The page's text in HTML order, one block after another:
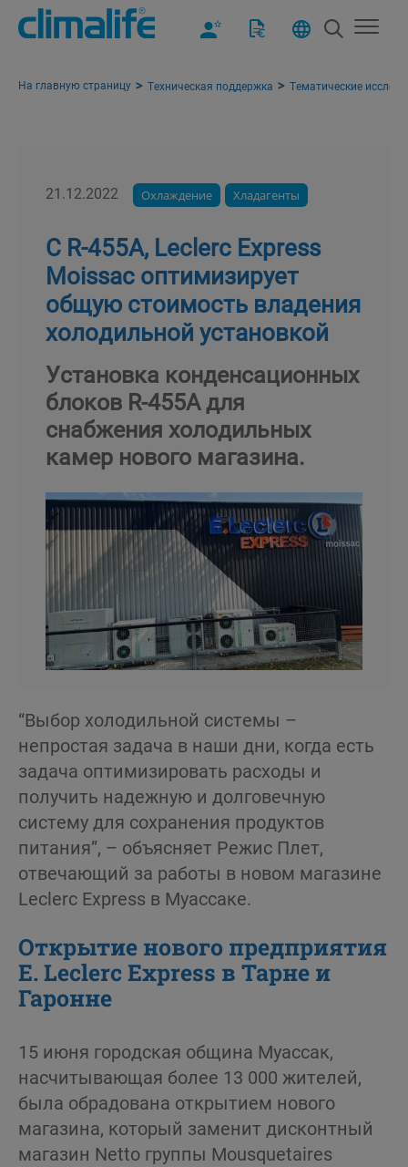
На главную страницу Техническая поддержка Тематические
21.12.2022 Охлаждение Хладагенты
С R-455A, Leclerc Express
Moissac оптимизирует
общую стоимость владения
холодильной установкой
Установка конденсационных
блоков R-455A для
снабжения холодильных
камер нового магазина.
“Выбор холодильной системы –
непростая задача в наши дни, когда есть
задача оптимизировать расходы и
получить надежную и долговечную
систему для сохранения продуктов
питания”, – объясняет Режис Плет,
отвечающий за работы в новом магазине
Leclerc Express в Муассаке.
Открытие нового предприятия
E. Leclerc Express в Тарне и
Гаронне
15 июня городская община Муассак,
насчитывающая более 13 000 жителей,
была обрадована открытием нового
магазина, который заменит дисконтный
магазин Netto группы Mousquetaires